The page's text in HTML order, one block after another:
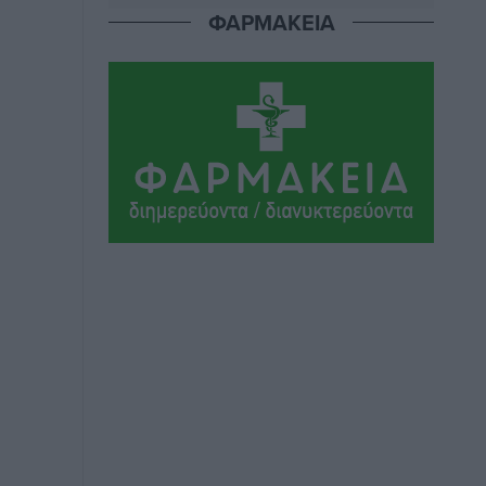
βάσανα της προετοιμασίας
πριν 14 ώρες
Εθνικός Αρχίπολης: Μεγάλο βήμα
προόδου η ίδρυση Ακαδημίας
ΦΑΡΜΑΚΕΙΑ